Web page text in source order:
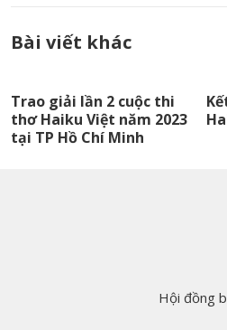
Bài viết khác
Trao giải lần 2 cuộc thi
thơ Haiku Việt năm 2023
tại TP Hồ Chí Minh
Hội đồng